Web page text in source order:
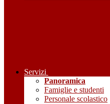
Servizi
Panoramica
Famiglie e studenti
Personale scolastico